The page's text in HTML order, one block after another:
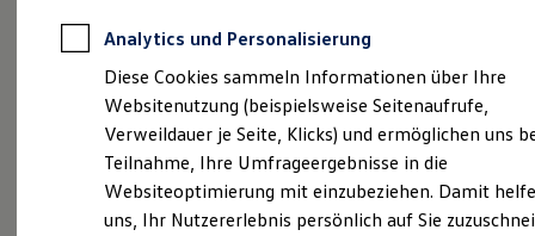
Autokredit mit Schlussrate
Versicherungen und Garantien
Kfz-Versicherung
Restschuldversicherungen
Garantien
Wartungsverträge
Geschäftskunden
Professional Class bei Volkswagen
Großkunden
Behörden
Impressum & Rechtliches
Analytics und Personalisierung
Diese Cookies sammeln Informationen über Ihre
Websitenutzung (beispielsweise Seitenaufrufe,
Verweildauer je Seite, Klicks) und ermöglichen uns
Teilnahme, Ihre Umfrageergebnisse in die
Websiteoptimierung mit einzubeziehen. Damit
uns, Ihr Nutzererlebnis persönlich auf Sie